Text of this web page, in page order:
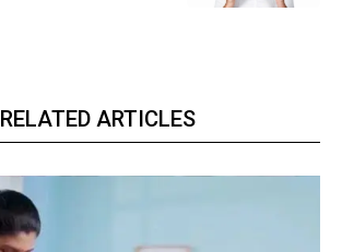
RELATED ARTICLES